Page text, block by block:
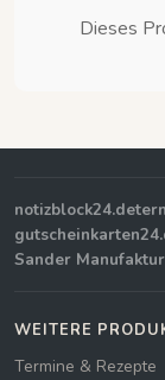
Dieses
notizblock24.de
Sander Manufaktur
WEITERE
Termine & Rezepte